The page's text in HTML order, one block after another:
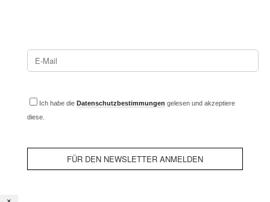
Ich habe die Datenschutzbestimmungen gelesen und akzeptiere
diese.